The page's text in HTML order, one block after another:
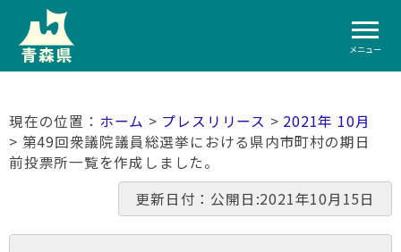
メニュー
ホーム > プレスリリース > 2021年 10月
> 第49回衆議院議員総選挙における県内市町村の期日
前投票所一覧を作成しました。
更新日付：公開日:2021年10月15日